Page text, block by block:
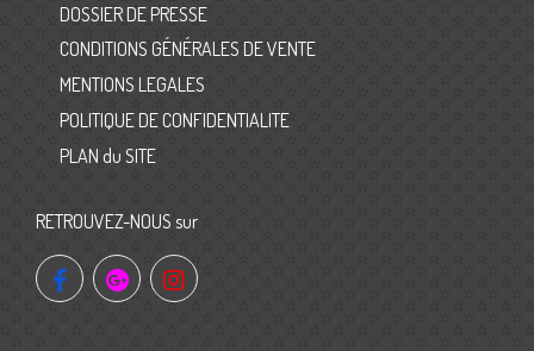
DOSSIER DE PRESSE
CONDITIONS GÉNÉRALES DE VENTE
MENTIONS LEGALES
POLITIQUE DE CONFIDENTIALITE
PLAN du SITE
RETROUVEZ-NOUS sur